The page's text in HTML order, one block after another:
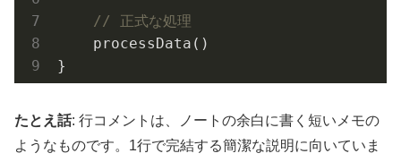
// 正式な処理
    processData()
たとえ話: 行コメントは、ノートの余白に書く短いメモの
ようなものです。1行で完結する簡潔な説明に向いていま